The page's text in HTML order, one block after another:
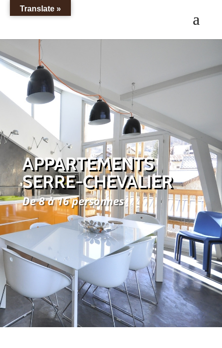
APPARTEMENTS
SERRE-CHEVALIER
De 8 à 16 personnes
Translate »